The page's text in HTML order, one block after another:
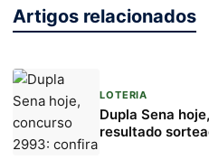
Artigos relacionados
LOTERIA
Dupla Sena
resultado